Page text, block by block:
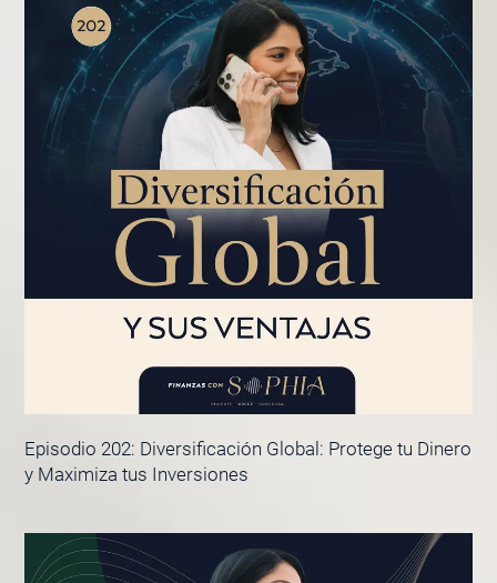
Episodio 202: Diversificación Global: Protege tu Dinero
y Maximiza tus Inversiones